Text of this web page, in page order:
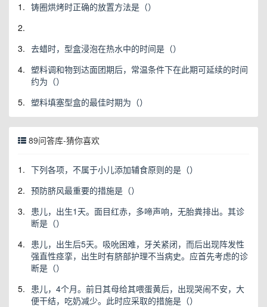
1. 铸圈烘烤时正确的放置方法是（）
2.
3. 去蜡时，型盒浸泡在热水中的时间是（）
4. 塑料调和物到达面团期后，常温条件下在此期可延续的时间
约为（）
5. 塑料填塞型盒的最佳时期为（）
89问答库-猜你喜欢
1. 下列各项，不属于小儿添加辅食原则的是（）
2. 预防脐风最重要的措施是（）
3. 患儿，出生1天。面目红赤，多啼声响，无胎粪排出。其诊
断是（）
4. 患儿，出生后5天。吸吮困难，牙关紧闭，而后出现阵发性
强直性痉挛，出生时有脐部护理不当病史。应首先考虑的诊
断是（）
5. 患儿，4个月。前日其母给其喂蛋黄后，出现哭闹不安，大
便干结，吃奶减少。此时应采取的措施是（）